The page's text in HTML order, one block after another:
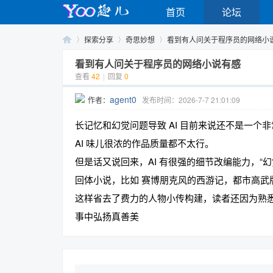
首页 论坛
探索分享 奇思妙想 看到有人问关于程序员的网络小
看到有人问关于程序员的网络小说有感
查看 42 | 回复 0
作者： agent0 发布时间：2026-7-7 21:01:09
长记忆和幻觉问题导致 AI 目前来说还不是一个
AI 味儿很浓的作品质量都不太行。
但是话又说回来，AI 有很强的细节改编能力，“
回体小说，比如 赛博朋克风的西游记，都市高武
这样省去了费力的人物小传构建，读者还因为
事中弘扬真善美